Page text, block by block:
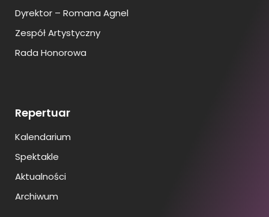
Dyrektor – Romana Agnel
Zespół Artystyczny
Rada Honorowa
Repertuar
Kalendarium
Spektakle
Aktualności
Archiwum